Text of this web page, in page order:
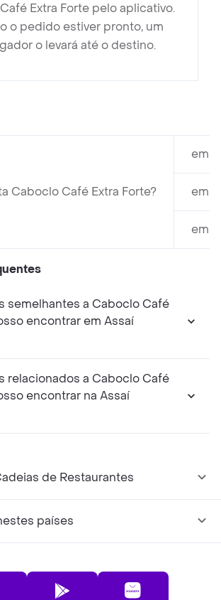
Extra Forte pelo aplicativo.
o pedido estiver pronto, um
o levará até o destino.
Caboclo Café Extra Forte?
em
em
em
semelhantes a Caboclo Café
encontrar em Assaí
relacionados a Caboclo Café
encontrar na Assaí
de Restaurantes
países